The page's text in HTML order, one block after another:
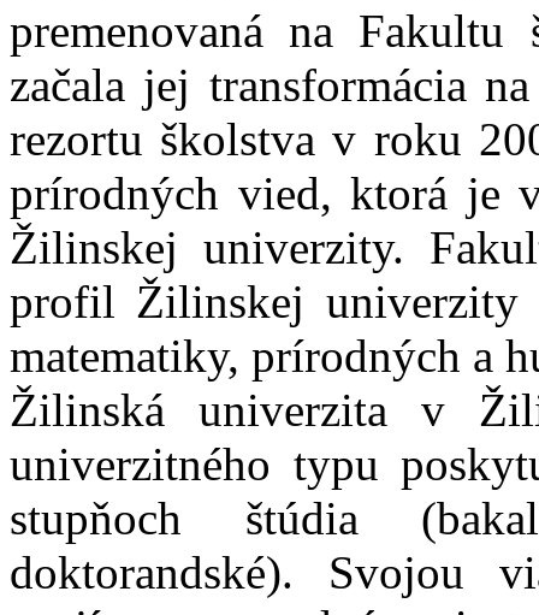
premenovaná na Fakultu
začala jej transformácia
rezortu školstva v roku
prírodných vied, ktorá je
Žilinskej univerzity.
profil Žilinskej univerzity
matematiky, prírodných a
Žilinská univerzita v
univerzitného typu
stupňoch štúdia
doktorandské). Svojou